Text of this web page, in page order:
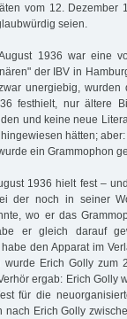
vom 12. Dezember
seien.
1936 war eine
der IBV in
unergiebig,
festhielt, nur ältere
und keine neue
hätten;
ein Grammophon
1936 hielt fest –
der noch in seiner
wo er das
er gleich darauf
den Apparat im
wurde Erich Golly zum
ergab: Erich Golly
für die
nach Erich Golly